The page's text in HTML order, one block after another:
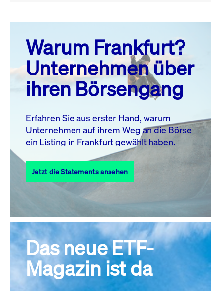
August 26
MO. DI. MI. DO. FR. SA. SO.
1
2
3
4 5 6 7 8
10 11 13 14
17
18 19 20 21 22
23
27 28
31
Alle Events
Warum Frankfurt?
Unternehmen über
ihren Börsengang
Erfahren Sie aus erster Hand, warum
Unternehmen auf ihrem Weg an die Börse
ein Listing in Frankfurt gewählt haben.
Jetzt die Statements ansehen
Das neue ETF-
Magazin ist da